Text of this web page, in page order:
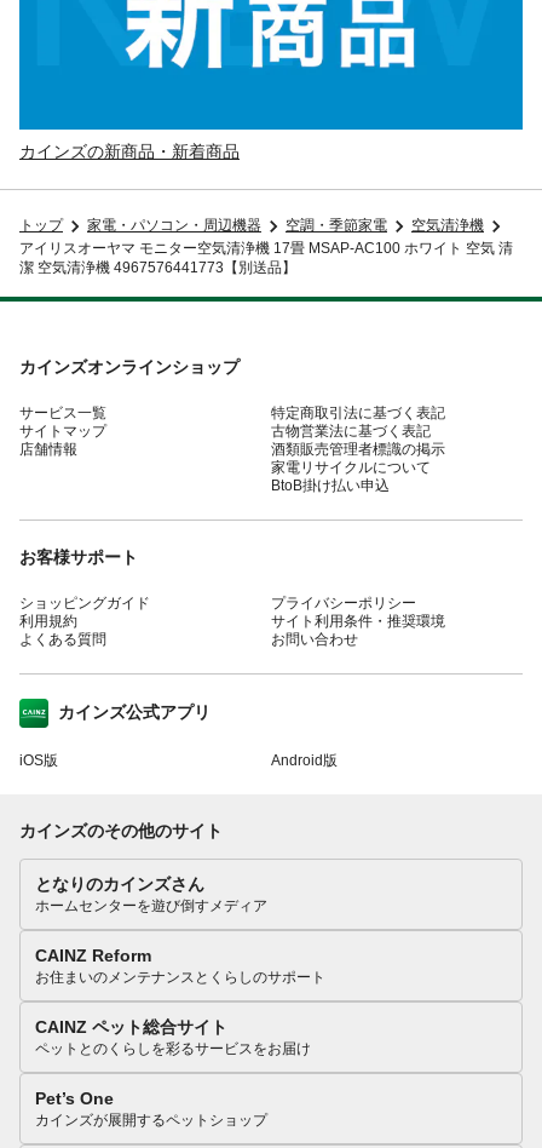
カインズの新商品・新着商品
トップ 家電・パソコン・周辺機器 空調・季節家電
空気清浄機
アイリスオーヤマ モニター空気清浄機 17畳 MSAP-AC100 ホワイト 空気 清
潔 空気清浄機 4967576441773【別送品】
カインズオンラインショップ
サービス一覧
サイトマップ
店舗情報
特定商取引法に基づく表記
古物営業法に基づく表記
酒類販売管理者標識の掲示
家電リサイクルについて
BtoB掛け払い申込
お客様サポート
ショッピングガイド
利用規約
よくある質問
プライバシーポリシー
サイト利用条件・推奨環境
お問い合わせ
カインズ公式アプリ
iOS版 Android版
カインズのその他のサイト
となりのカインズさん
ホームセンターを遊び倒すメディア
CAINZ Reform
お住まいのメンテナンスとくらしのサポート
CAINZ ペット総合サイト
ペットとのくらしを彩るサービスをお届け
Pet’s One
カインズが展開するペットショップ